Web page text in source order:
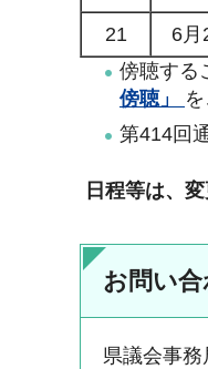
21
6月
傍聴する
傍聴」
第414回
日程等は、
お問い
県議会事務